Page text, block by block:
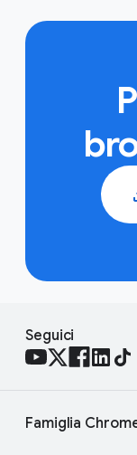
computer. Se
potresti vedere
Seguici
Famiglia